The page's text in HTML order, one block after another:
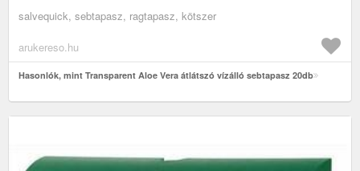
salvequick, sebtapasz, ragtapasz, kötszer
arukereso.hu
Hasonlók, mint Transparent Aloe Vera átlátszó vízálló sebtapasz 20db